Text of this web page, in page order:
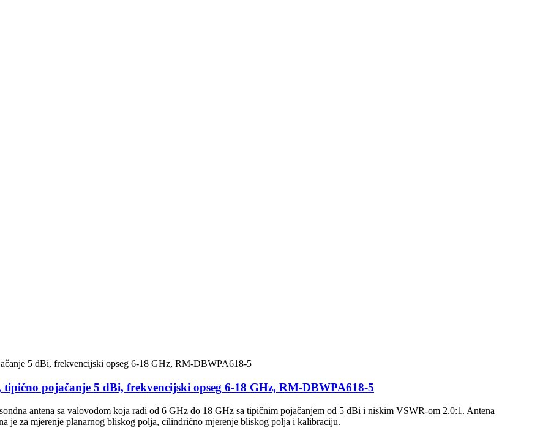
pojačanje 5 dBi, frekvencijski opseg 6-18 GHz, RM-DBWPA618-5
antena sa valovodom koja radi od 6 GHz do 18 GHz sa tipičnim pojačanjem od 5 dBi i niskim VSWR-om 2.0:1. Antena
je za mjerenje planarnog bliskog polja, cilindrično mjerenje bliskog polja i kalibraciju.